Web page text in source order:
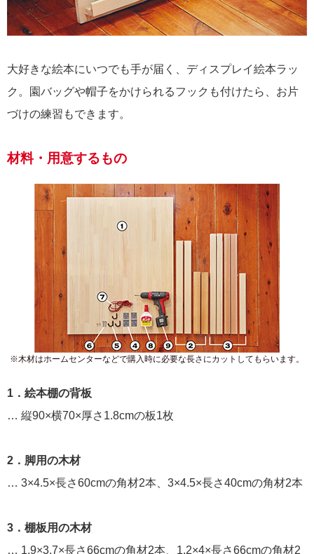
大好きな絵本にいつでも手が届く、ディスプレイ絵本ラッ
ク。園バッグや帽子をかけられるフックも付けたら、お片
づけの練習もできます。
材料・用意するもの
※木材はホームセンターなどで購入時に必要な長さにカットしてもらいます。
1．絵本棚の背板
… 縦90×横70×厚さ1.8cmの板1枚
2．脚用の木材
… 3×4.5×長さ60cmの角材2本、3×4.5×長さ40cmの角材2本
3．棚板用の木材
… 1.9×3.7×長さ66cmの角材2本、1.2×4×長さ66cmの角材2